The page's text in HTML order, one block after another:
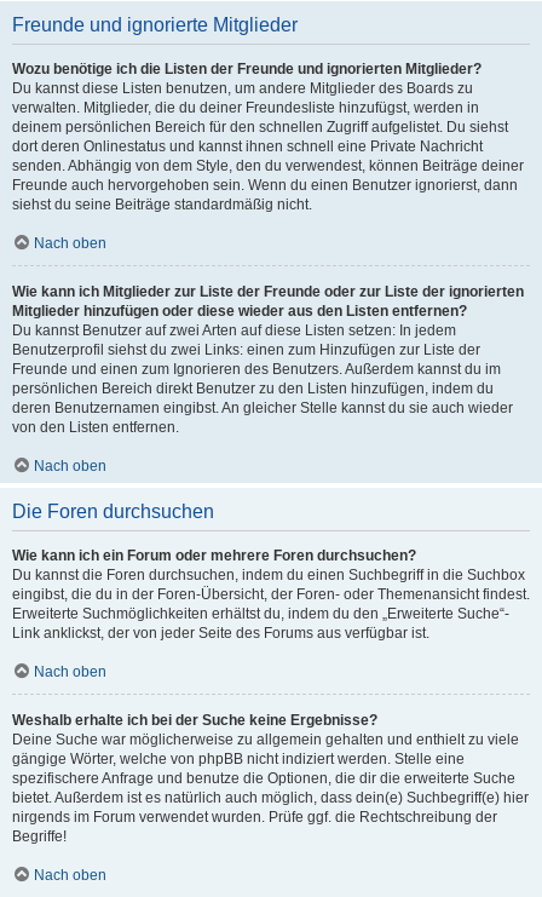
Freunde und ignorierte Mitglieder
Wozu benötige ich die Listen der Freunde und ignorierten Mitglieder?
Du kannst diese Listen benutzen, um andere Mitglieder des Boards zu
verwalten. Mitglieder, die du deiner Freundesliste hinzufügst, werden in
deinem persönlichen Bereich für den schnellen Zugriff aufgelistet. Du siehst
dort deren Onlinestatus und kannst ihnen schnell eine Private Nachricht
senden. Abhängig von dem Style, den du verwendest, können Beiträge deiner
Freunde auch hervorgehoben sein. Wenn du einen Benutzer ignorierst, dann
siehst du seine Beiträge standardmäßig nicht.
Nach oben
Wie kann ich Mitglieder zur Liste der Freunde oder zur Liste der ignorierten
Mitglieder hinzufügen oder diese wieder aus den Listen entfernen?
Du kannst Benutzer auf zwei Arten auf diese Listen setzen: In jedem
Benutzerprofil siehst du zwei Links: einen zum Hinzufügen zur Liste der
Freunde und einen zum Ignorieren des Benutzers. Außerdem kannst du im
persönlichen Bereich direkt Benutzer zu den Listen hinzufügen, indem du
deren Benutzernamen eingibst. An gleicher Stelle kannst du sie auch wieder
von den Listen entfernen.
Nach oben
Die Foren durchsuchen
Wie kann ich ein Forum oder mehrere Foren durchsuchen?
Du kannst die Foren durchsuchen, indem du einen Suchbegriff in die Suchbox
eingibst, die du in der Foren-Übersicht, der Foren- oder Themenansicht findest.
Erweiterte Suchmöglichkeiten erhältst du, indem du den „Erweiterte Suche“-
Link anklickst, der von jeder Seite des Forums aus verfügbar ist.
Nach oben
Weshalb erhalte ich bei der Suche keine Ergebnisse?
Deine Suche war möglicherweise zu allgemein gehalten und enthielt zu viele
gängige Wörter, welche von phpBB nicht indiziert werden. Stelle eine
spezifischere Anfrage und benutze die Optionen, die dir die erweiterte Suche
bietet. Außerdem ist es natürlich auch möglich, dass dein(e) Suchbegriff(e) hier
nirgends im Forum verwendet wurden. Prüfe ggf. die Rechtschreibung der
Begriffe!
Nach oben